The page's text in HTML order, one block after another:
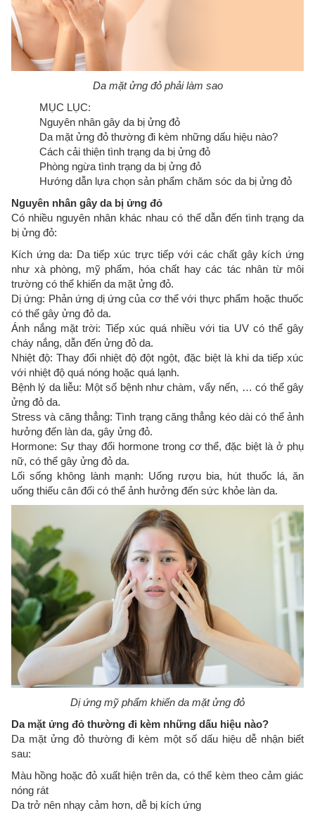
Da mặt ửng đỏ phải làm sao
MỤC LỤC:
Nguyên nhân gây da bị ửng đỏ
Da mặt ửng đỏ thường đi kèm những dấu hiệu nào?
Cách cải thiện tình trạng da bị ửng đỏ
Phòng ngừa tình trạng da bị ửng đỏ
Hướng dẫn lựa chọn sản phẩm chăm sóc da bị ửng đỏ
Nguyên nhân gây da bị ửng đỏ
Có nhiều nguyên nhân khác nhau có thể dẫn đến tình trạng da
bị ửng đỏ:
Kích ứng da: Da tiếp xúc trực tiếp với các chất gây kích ứng
như xà phòng, mỹ phẩm, hóa chất hay các tác nhân từ môi
trường có thể khiến da mặt ửng đỏ.
Dị ứng: Phản ứng dị ứng của cơ thể với thực phẩm hoặc thuốc
có thể gây ửng đỏ da.
Ánh nắng mặt trời: Tiếp xúc quá nhiều với tia UV có thể gây
cháy nắng, dẫn đến ửng đỏ da.
Nhiệt độ: Thay đổi nhiệt độ đột ngột, đặc biệt là khi da tiếp xúc
với nhiệt độ quá nóng hoặc quá lạnh.
Bệnh lý da liễu: Một số bệnh như chàm, vẩy nến, … có thể gây
ửng đỏ da.
Stress và căng thẳng: Tình trạng căng thẳng kéo dài có thể ảnh
hưởng đến làn da, gây ửng đỏ.
Hormone: Sự thay đổi hormone trong cơ thể, đặc biệt là ở phụ
nữ, có thể gây ửng đỏ da.
Lối sống không lành mạnh: Uống rượu bia, hút thuốc lá, ăn
uống thiếu cân đối có thể ảnh hưởng đến sức khỏe làn da.
Dị ứng mỹ phẩm khiến da mặt ửng đỏ
Da mặt ửng đỏ thường đi kèm những dấu hiệu nào?
Da mặt ửng đỏ thường đi kèm một số dấu hiệu dễ nhận biết
sau:
Màu hồng hoặc đỏ xuất hiện trên da, có thể kèm theo cảm giác
nóng rát
Da trở nên nhạy cảm hơn, dễ bị kích ứng